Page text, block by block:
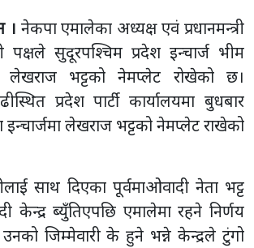
। नेकपा एमालेका अध्यक्ष एवं प्रधानमन्त्री
सुदूरपश्चिम प्रदेश इन्चार्ज भीम
लेखराज भट्टको नेमप्लेट रोखेको छ।
प्रदेश पार्टी कार्यालयमा बुधबार
लेखराज भट्टको नेमप्लेट राखेको
साथ दिएका पूर्वमाओवादी नेता भट्ट
केन्द्र ब्युँतिएपछि एमालेमा रहने निर्णय
जिम्मेवारी के हुने भन्ने केन्द्रले टुंगो